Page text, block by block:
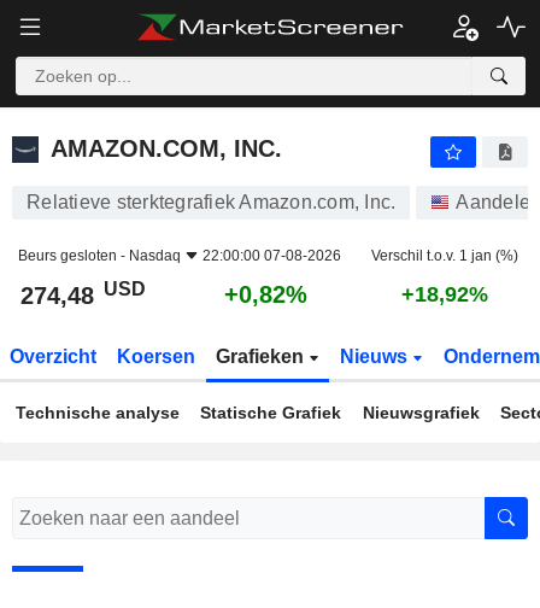
AMAZON.COM, INC.
AMAZON.COM, INC.
Relatieve sterktegrafiek Amazon.com, Inc.
Beurs gesloten - Nasdaq 22:00:00 07-08-2026 Verschil t.o.v. 1 jan (%)
274,48 USD +0,82% +18,92%
Overzicht Koersen Grafieken Nieuws
Technische analyse Statische Grafiek Nieuwsgrafiek